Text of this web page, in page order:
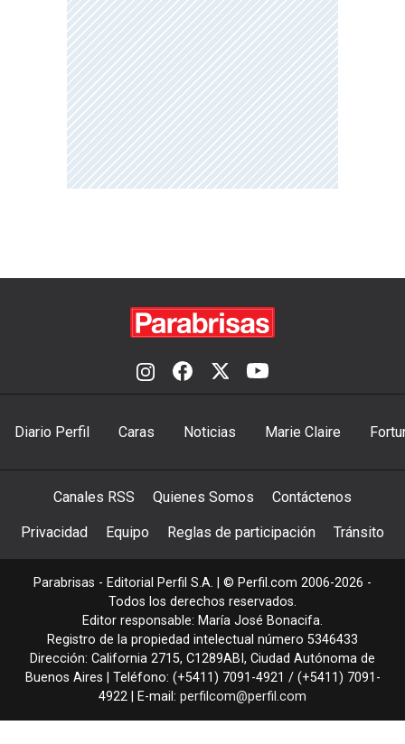
Diario Perfil Caras Noticias Marie Claire
Canales RSS Quienes Somos Contáctenos
Privacidad Equipo Reglas de participación Tránsito
Parabrisas - Editorial Perfil S.A. | © Perfil.com 2006-2026 -
Todos los derechos reservados.
Editor responsable: María José Bonacifa.
Registro de la propiedad intelectual número 5346433
Dirección: California 2715, C1289ABI , Ciudad Autónoma de
Buenos Aires | Teléfono: (+5411) 7091-4921 / (+5411) 7091-
4922 | E-mail: perfilcom@perfil.com